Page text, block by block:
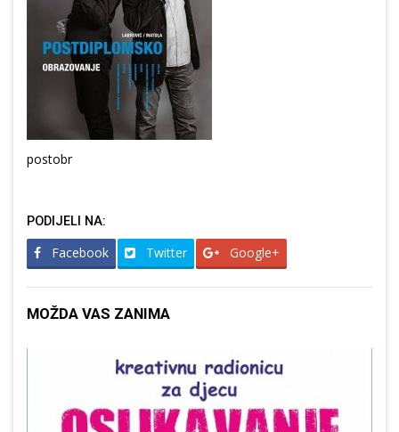
postobr
PODIJELI NA:
Facebook Twitter Google+
MOŽDA VAS ZANIMA